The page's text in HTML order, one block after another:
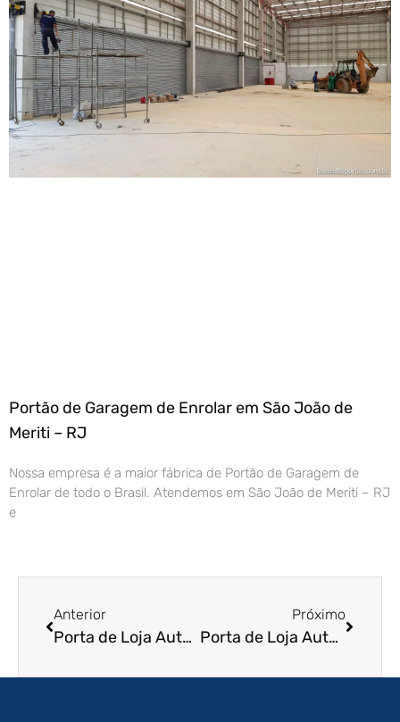
Portão de Garagem de Enrolar em São João de
Meriti – RJ
Nossa empresa é a maior fábrica de Portão de Garagem de
Enrolar de todo o Brasil. Atendemos em São João de Meriti – RJ
e
Anterior
Porta de Loja Automatica em Sao Pedro – SP
Próximo
Porta de Loja Automatica em Ibate – SP